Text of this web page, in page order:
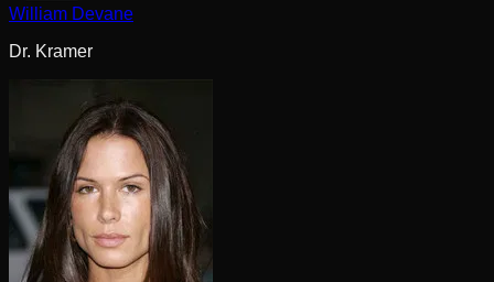
William Devane
Dr. Kramer